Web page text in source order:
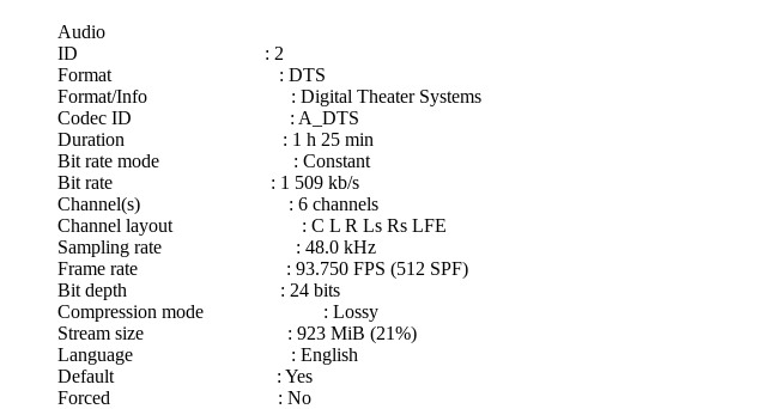
Audio
ID : 2
Format : DTS
Format/Info : Digital Theater Systems
Codec ID : A_DTS
Duration : 1 h 25 min
Bit rate mode : Constant
Bit rate : 1 509 kb/s
Channel(s) : 6 channels
Channel layout : C L R Ls Rs LFE
Sampling rate : 48.0 kHz
Frame rate : 93.750 FPS (512 SPF)
Bit depth : 24 bits
Compression mode : Lossy
Stream size : 923 MiB (21%)
Language : English
Default : Yes
Forced : No